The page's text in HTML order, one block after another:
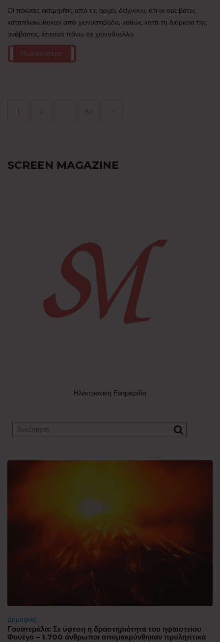
Οι πρώτες εκτιμήσεις από τις αρχές δείχνουν, ότι οι ορειβάτες
καταπλακώθηκαν από χιονοστιβάδα, καθώς κατά τη διάρκεια της
ανάβασης, έπεσαν πάνω σε χιονοθύελλα.
Περισσότερα
άρθρων
Page
1
SCREEN MAGAZINE
Ηλεκτρονική Εφημερίδα
Δημοφιλή
Γουατεμάλα: Σε ύφεση η δραστηριότητα του ηφαιστείου
Φουέγο – 1.700 άνθρωποι απομακρύνθηκαν προληπτικά